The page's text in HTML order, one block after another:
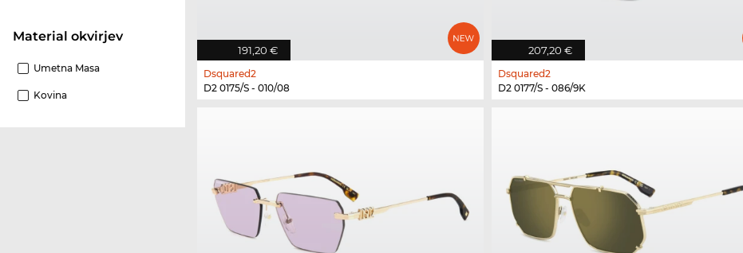
Material okvirjev
Umetna Masa
Kovina
191,20 €
Dsquared2
D2 0175/S - 010/08
207,20 €
Dsquared2
D2 0177/S - 086/9K